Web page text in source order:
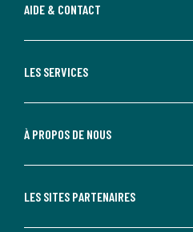
AIDE & CONTACT
LES SERVICES
À PROPOS DE NOUS
LES SITES PARTENAIRES